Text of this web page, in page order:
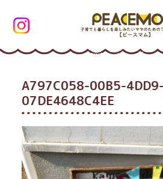
A797C058-00B5-
07DE4648C4EE